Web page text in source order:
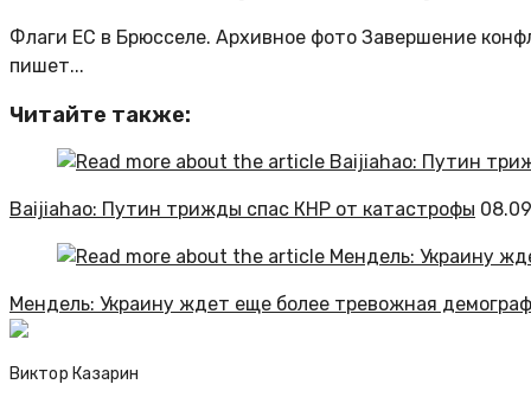
Флаги ЕС в Брюсселе. Архивное фото Завершение
пишет...
Читайте также:
Baijiahao: Путин трижды спас КНР от катастрофы
Мендель: Украину ждет еще более тревожная
Виктор Казарин